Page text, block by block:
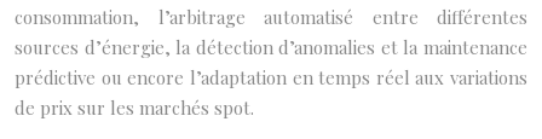
consommation, l’arbitrage automatisé entre différentes
sources d’énergie, la détection d’anomalies et la maintenance
prédictive ou encore l’adaptation en temps réel aux variations
de prix sur les marchés spot.